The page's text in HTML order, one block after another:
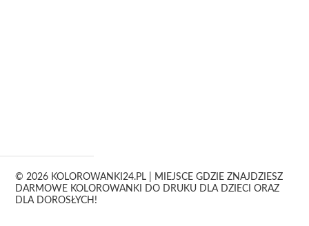
© 2026 KOLOROWANKI24.PL | MIEJSCE GDZIE ZNAJDZIESZ
DARMOWE KOLOROWANKI DO DRUKU DLA DZIECI ORAZ
DLA DOROSŁYCH!